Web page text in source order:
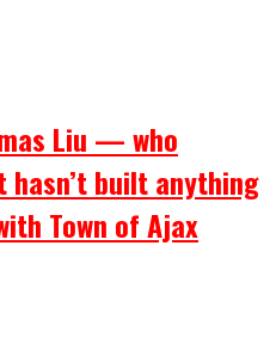
Liu — who
built anything
Town of Ajax